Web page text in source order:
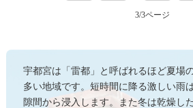
3/3ページ
宇都宮は「雷都」と呼ばれるほど夏場
多い地域です。短時間に降る激しい雨
隙間から浸入します。また冬は乾燥し